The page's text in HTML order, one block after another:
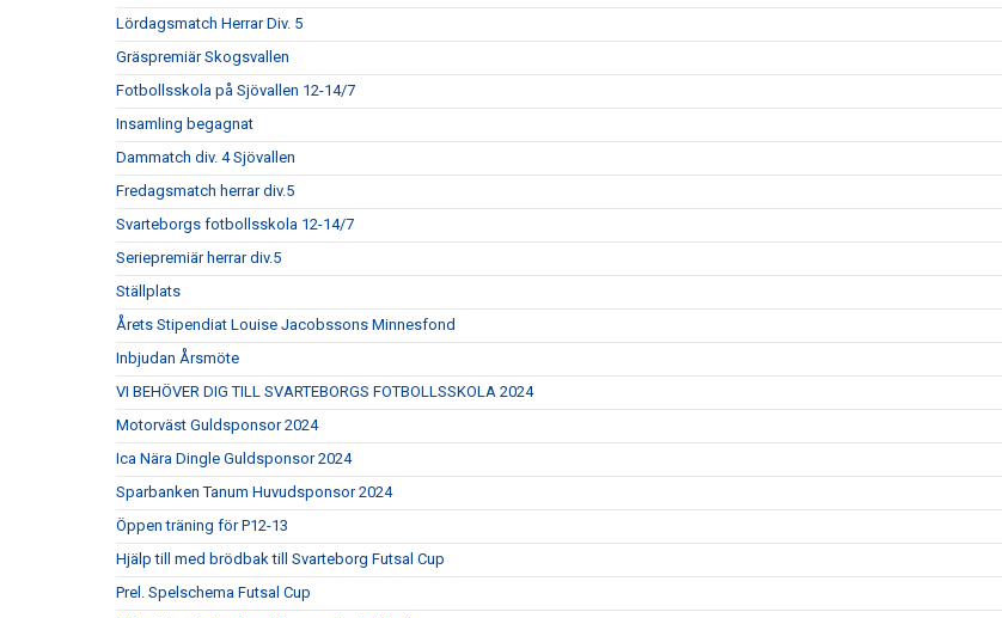
Lördagsmatch Herrar Div. 5
Gräspremiär Skogsvallen
Fotbollsskola på Sjövallen 12-14/7
Insamling begagnat
Dammatch div. 4 Sjövallen
Fredagsmatch herrar div.5
Svarteborgs fotbollsskola 12-14/7
Seriepremiär herrar div.5
Ställplats
Årets Stipendiat Louise Jacobssons Minnesfond
Inbjudan Årsmöte
VI BEHÖVER DIG TILL SVARTEBORGS FOTBOLLSSKOLA 2024
Motorväst Guldsponsor 2024
Ica Nära Dingle Guldsponsor 2024
Sparbanken Tanum Huvudsponsor 2024
Öppen träning för P12-13
Hjälp till med brödbak till Svarteborg Futsal Cup
Prel. Spelschema Futsal Cup